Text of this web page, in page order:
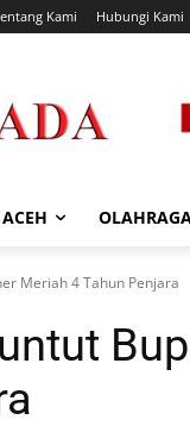
Kami Hubungi Kami
ACEH
Meriah 4 Tahun Penjara